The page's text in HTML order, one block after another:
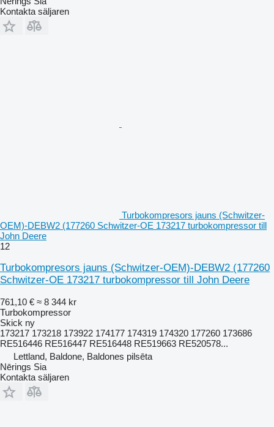
Kontakta säljaren
Turbokompresors jauns (Schwitzer-
OEM)-DEBW2 (177260 Schwitzer-OE 173217 turbokompressor till
John Deere
12
Turbokompresors jauns (Schwitzer-OEM)-DEBW2 (177260
Schwitzer-OE 173217 turbokompressor till John Deere
761,10 € ≈ 8 344 kr
Turbokompressor
Skick ny
173217 173218 173922 174177 174319 174320 177260 173686
RE516446 RE516447 RE516448 RE519663 RE520578...
Lettland, Baldone, Baldones pilsēta
Nērings Sia
Kontakta säljaren